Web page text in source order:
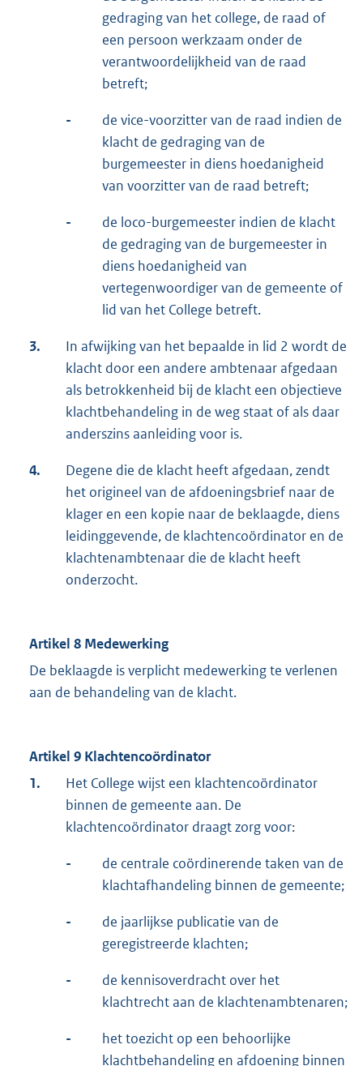
gedraging van het college, de raad of
een persoon werkzaam onder de
verantwoordelijkheid van de raad
betreft;
-
de vice-voorzitter van de raad indien de
klacht de gedraging van de
burgemeester in diens hoedanigheid
van voorzitter van de raad betreft;
-
de loco-burgemeester indien de klacht
de gedraging van de burgemeester in
diens hoedanigheid van
vertegenwoordiger van de gemeente of
lid van het College betreft.
3.
In afwijking van het bepaalde in lid 2 wordt de
klacht door een andere ambtenaar afgedaan
als betrokkenheid bij de klacht een objectieve
klachtbehandeling in de weg staat of als daar
anderszins aanleiding voor is.
4.
Degene die de klacht heeft afgedaan, zendt
het origineel van de afdoeningsbrief naar de
klager en een kopie naar de beklaagde, diens
leidinggevende, de klachtencoördinator en de
klachtenambtenaar die de klacht heeft
onderzocht.
Artikel 8 Medewerking
De beklaagde is verplicht medewerking te verlenen
aan de behandeling van de klacht.
Artikel 9 Klachtencoördinator
1.
Het College wijst een klachtencoördinator
binnen de gemeente aan. De
klachtencoördinator draagt zorg voor:
-
de centrale coördinerende taken van de
klachtafhandeling binnen de gemeente;
-
de jaarlijkse publicatie van de
geregistreerde klachten;
-
de kennisoverdracht over het
klachtrecht aan de klachtenambtenaren;
-
het toezicht op een behoorlijke
klachtbehandeling en afdoening binnen